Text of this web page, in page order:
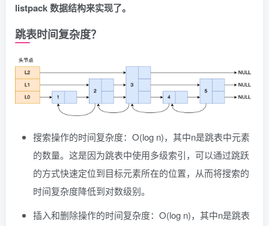
listpack 数据结构来实现了。
跳表时间复杂度？
搜索操作的时间复杂度：O(log n)，其中n是跳表中元素
的数量。这是因为跳表中使用多级索引，可以通过跳跃
的方式快速定位到目标元素所在的位置，从而将搜索的
时间复杂度降低到对数级别。
插入和删除操作的时间复杂度：O(log n)，其中n是跳表